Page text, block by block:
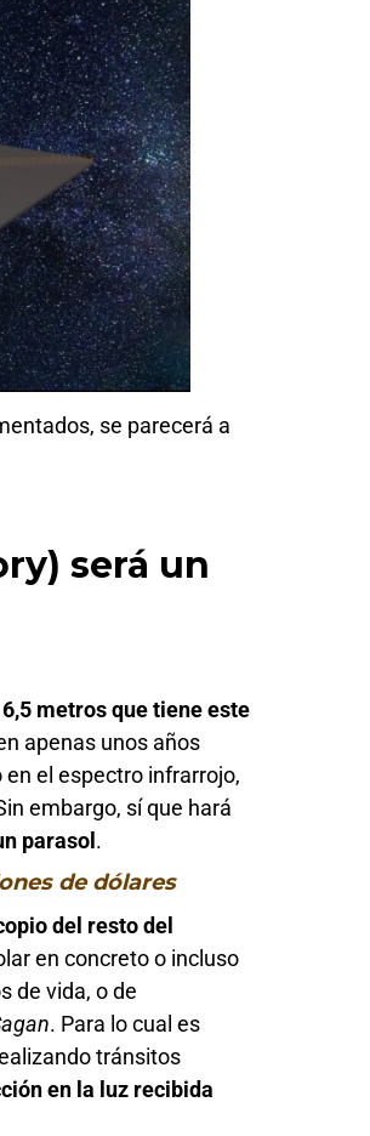
se parecerá a
será un
metros que tiene este
apenas unos años
el espectro infrarrojo,
embargo, sí que hará
parasol.
de dólares
del resto del
en concreto o incluso
de vida, o de
. Para lo cual es
tránsitos
en la luz recibida